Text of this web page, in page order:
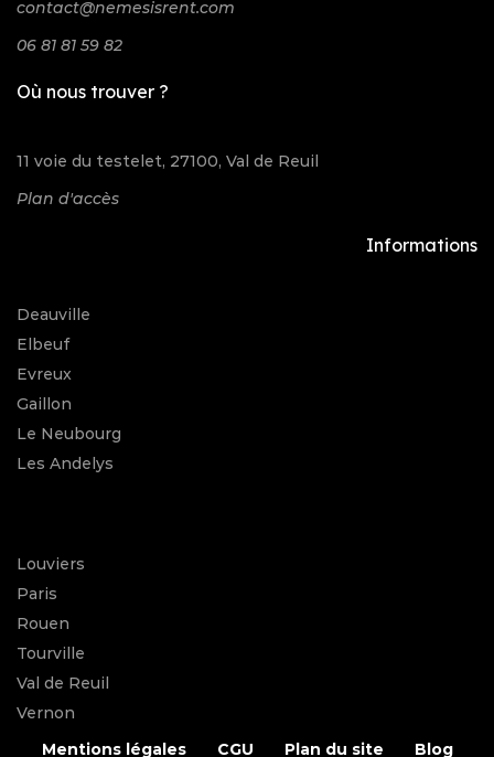
contact@nemesisrent.com
06 81 81 59 82
Où nous trouver ?
11 voie du testelet, 27100, Val de Reuil
Plan d'accès
Informations
Deauville
Elbeuf
Evreux
Gaillon
Le Neubourg
Les Andelys
Louviers
Paris
Rouen
Tourville
Val de Reuil
Vernon
Mentions légales
CGU Plan du site Blog